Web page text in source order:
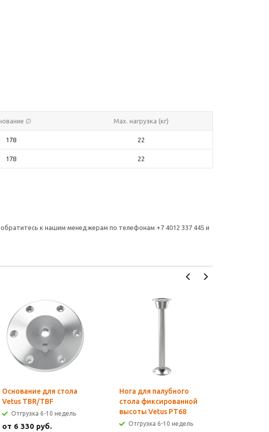
∅ Max. нагрузка (кг)
178 22
178 22
к нашим менеджерам по телефонам +7 4012 337 445 и
Основание для стола
Vetus TBR/TBF
Отгрузка 6-10 недель
от 6 330 руб.
Нога для палубного
стола фиксированной
высоты Vetus PT68
Отгрузка 6-10 недель